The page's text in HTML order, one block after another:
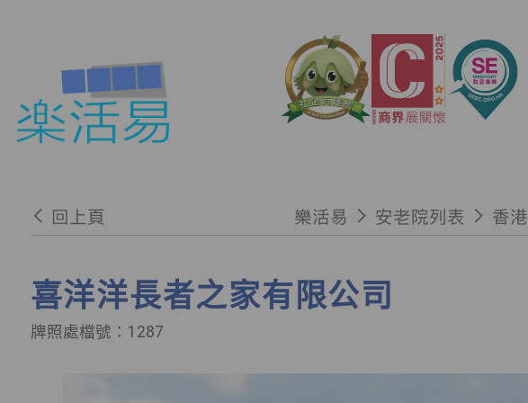
回上頁 樂活易 安老院列表 香港
喜洋洋長者之家有限公司
牌照處檔號：1287